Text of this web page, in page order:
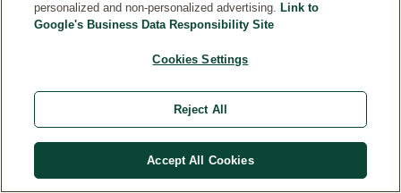
dass
geeignet
personalized and non-personalized advertising. Link to
Google's Business Data Responsibility Site
Cookies Settings
Reject All
Accept All Cookies